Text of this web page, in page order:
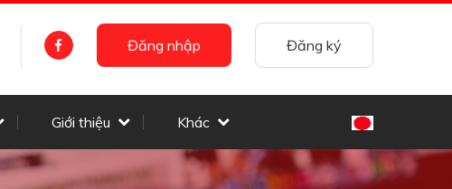
Đăng nhập Đăng ký
Giới thiệu Khác